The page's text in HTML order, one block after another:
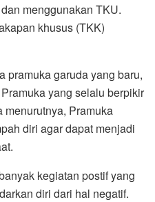
menggunakan TKU.
khusus (TKK)
pramuka garuda yang baru,
yang selalu berpikir
Pramuka
diri agar dapat menjadi
kegiatan postif yang
diri dari hal negatif.